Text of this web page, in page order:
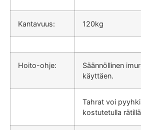
Kantavuus: 120kg
Hoito-ohje:
Säännöllinen
käyttäen.
Tahrat voi
kostutetulla